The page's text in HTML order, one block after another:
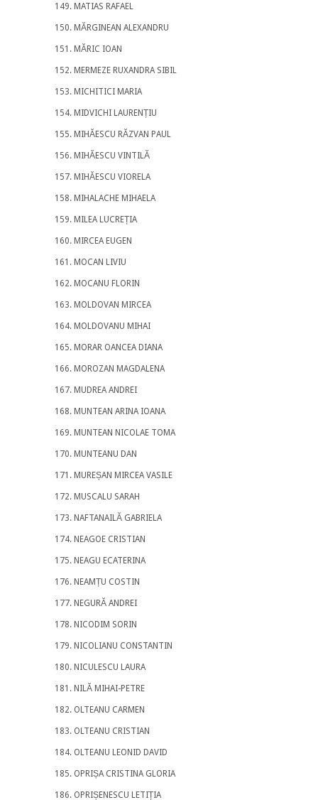
MATIAS RAFAEL
MĂRGINEAN ALEXANDRU
MĂRIC IOAN
MERMEZE RUXANDRA SIBIL
MICHITICI MARIA
MIDVICHI LAURENȚIU
MIHĂESCU RĂZVAN PAUL
MIHĂESCU VINTILĂ
MIHĂESCU VIORELA
MIHALACHE MIHAELA
MILEA LUCREȚIA
MIRCEA EUGEN
MOCAN LIVIU
MOCANU FLORIN
MOLDOVAN MIRCEA
MOLDOVANU MIHAI
MORAR OANCEA DIANA
MOROZAN MAGDALENA
MUDREA ANDREI
MUNTEAN ARINA IOANA
MUNTEAN NICOLAE TOMA
MUNTEANU DAN
MUREȘAN MIRCEA VASILE
MUSCALU SARAH
NAFTANAILĂ GABRIELA
NEAGOE CRISTIAN
NEAGU ECATERINA
NEAMȚU COSTIN
NEGURĂ ANDREI
NICODIM SORIN
NICOLIANU CONSTANTIN
NICULESCU LAURA
NILĂ MIHAI-PETRE
OLTEANU CARMEN
OLTEANU CRISTIAN
OLTEANU LEONID DAVID
OPRIȘA CRISTINA GLORIA
OPRIȘENESCU LETIȚIA